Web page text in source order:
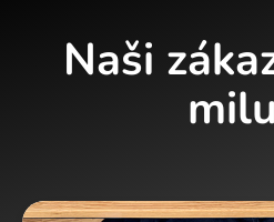
Naši